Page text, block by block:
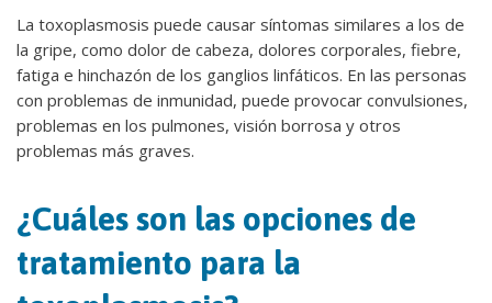
La toxoplasmosis puede causar síntomas similares a los de
la gripe, como dolor de cabeza, dolores corporales, fiebre,
fatiga e hinchazón de los ganglios linfáticos. En las personas
con problemas de inmunidad, puede provocar convulsiones,
problemas en los pulmones, visión borrosa y otros
problemas más graves.
¿Cuáles son las opciones de
tratamiento para la